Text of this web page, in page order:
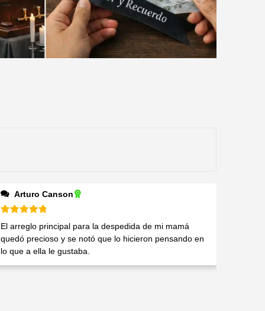
Arturo Canson
El arreglo principal para la despedida de mi mamá
quedó precioso y se notó que lo hicieron pensando en
lo que a ella le gustaba.